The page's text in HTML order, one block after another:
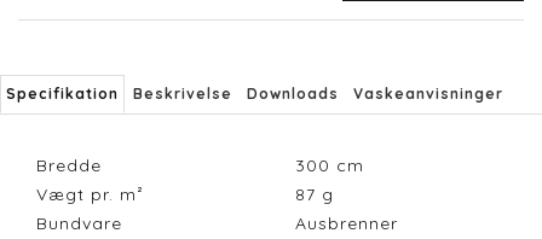
Specifikation Beskrivelse Downloads Vaskeanvisninger
Bredde 300 cm
Vægt pr. m²
87 g
Bundvare
Ausbrenner